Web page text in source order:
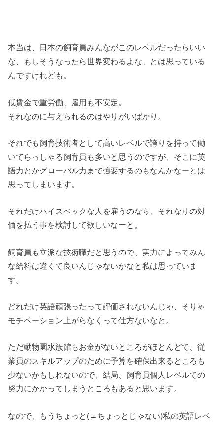
本当は、日本の飼育員みんながこのレベルだったらいい
な、もしそうなったら世界変わるよな、とは思っている
んですけれども。
低賃金で重労働、雇用も不安定。
それなのに与えられるのはやりがいばかり。
それでも飼育技術者として高いレベルで誇りを持って働
いてらっしゃる飼育員も多いと思うのですが、そこに英
語力とかグローバル力まで強要するのもなんかなーとは
思ってしまいます。
それだけハイスペックな人を雇うのなら、それなりの対
価を払う事を検討して欲しいなーと。
飼育員も立派な技術職だと思うので、実力によってみん
な給料は違くて良いんじゃないかなと私は思っていま
す。
どれだけ英語頑張ったって評価されないんじゃ、そりゃ
モチベーション上がらなくって仕方ないなと。
ただ動物園水族館もお金がないところがほとんどで、従
業員のスキルアップのために予算を確保出来るところも
少ないかもしれないので、結局、飼育員個人レベルでの
努力にかかってしまうところもあると思います。
なので、もうちょっと(←ちょっとじゃない)私の英語レベ